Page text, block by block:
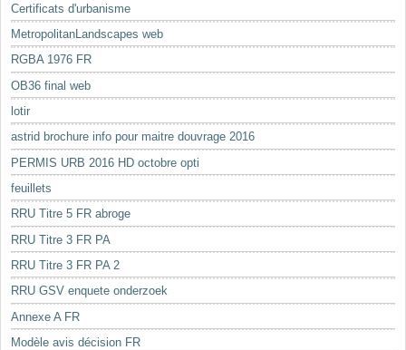
Certificats d'urbanisme
MetropolitanLandscapes web
RGBA 1976 FR
OB36 final web
lotir
astrid brochure info pour maitre douvrage 2016
PERMIS URB 2016 HD octobre opti
feuillets
RRU Titre 5 FR abroge
RRU Titre 3 FR PA
RRU Titre 3 FR PA 2
RRU GSV enquete onderzoek
Annexe A FR
Modèle avis décision FR